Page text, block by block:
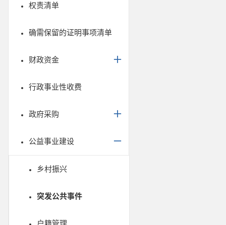
权责清单
确需保留的证明事项清单
财政资金
行政事业性收费
政府采购
公益事业建设
乡村振兴
突发公共事件